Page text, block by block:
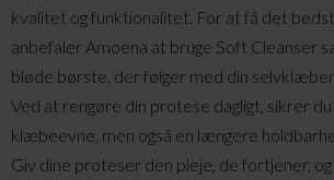
kvalitet og funktionalitet. For at få det
anbefaler Amoena at bruge Soft Cleanser
bløde børste, der følger med din
Ved at rengøre din protese dagligt, sikrer
klæbeevne, men også en længere
Giv dine proteser den pleje, de fortjener,